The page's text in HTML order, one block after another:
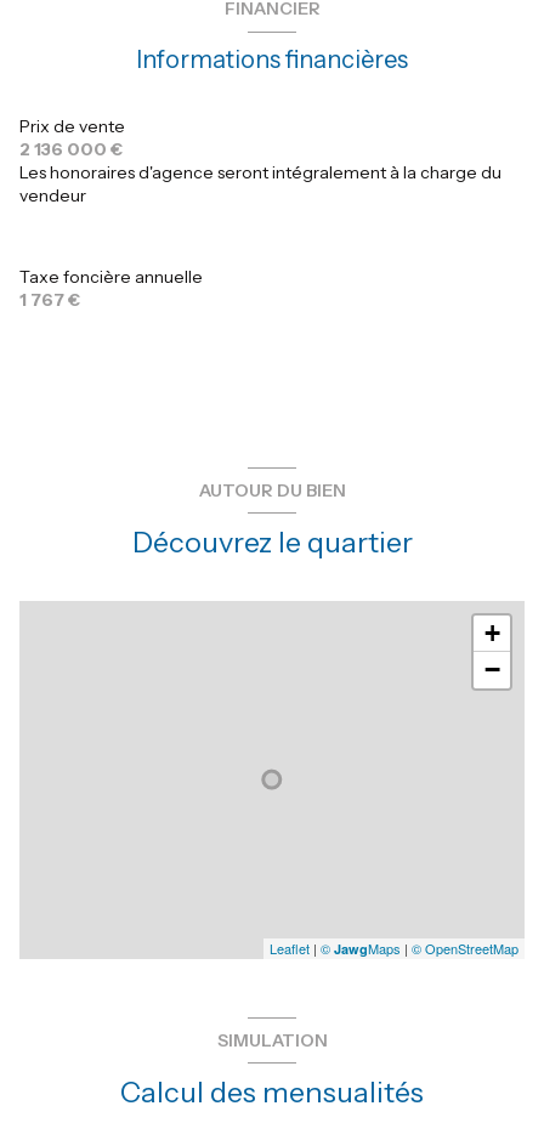
chambre
bureau
8.01 m²
FINANCIER
Informations financières
Prix de vente
2 136 000 €
Les honoraires d'agence seront intégralement à la charge du
vendeur
Taxe foncière annuelle
1 767 €
AUTOUR DU BIEN
Découvrez le quartier
+
−
Leaflet | © JawgMaps | © OpenStreetMap
SIMULATION
Calcul des mensualités